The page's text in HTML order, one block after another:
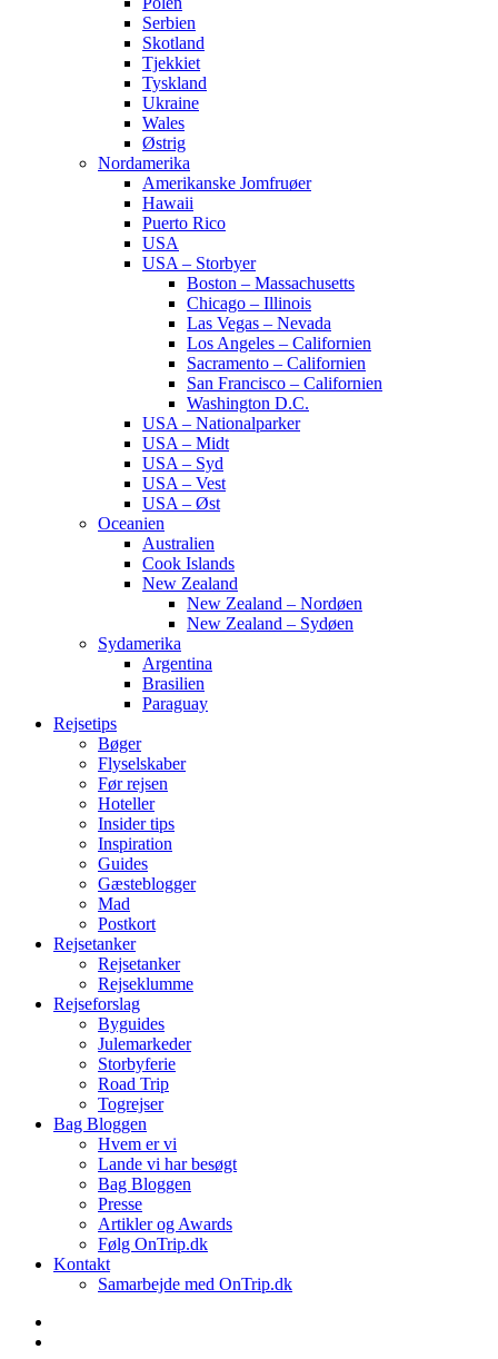
Serbien
Skotland
Tjekkiet
Tyskland
Ukraine
Wales
Østrig
Nordamerika
Amerikanske Jomfruøer
Hawaii
Puerto Rico
USA
USA – Storbyer
Boston – Massachusetts
Chicago – Illinois
Las Vegas – Nevada
Los Angeles – Californien
Sacramento – Californien
San Francisco – Californien
Washington D.C.
USA – Nationalparker
USA – Midt
USA – Syd
USA – Vest
USA – Øst
Oceanien
Australien
Cook Islands
New Zealand
New Zealand – Nordøen
New Zealand – Sydøen
Sydamerika
Argentina
Brasilien
Paraguay
Rejsetips
Bøger
Flyselskaber
Før rejsen
Hoteller
Insider tips
Inspiration
Guides
Gæsteblogger
Mad
Postkort
Rejsetanker
Rejsetanker
Rejseklumme
Rejseforslag
Byguides
Julemarkeder
Storbyferie
Road Trip
Togrejser
Bag Bloggen
Hvem er vi
Lande vi har besøgt
Bag Bloggen
Presse
Artikler og Awards
Følg OnTrip.dk
Kontakt
Samarbejde med OnTrip.dk